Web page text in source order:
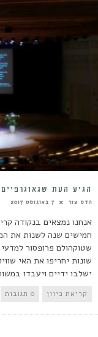
הגיע העת
הדס צור 7 באוגוסט 2017
אנחנו נמצאים בנקודה
חמישים שנה לשנות את
שטוקהולם פרופסור
שונות יחריפו את האי
ישלבו ידיים ויעבדו
קריאת כיוון 0 תגובות